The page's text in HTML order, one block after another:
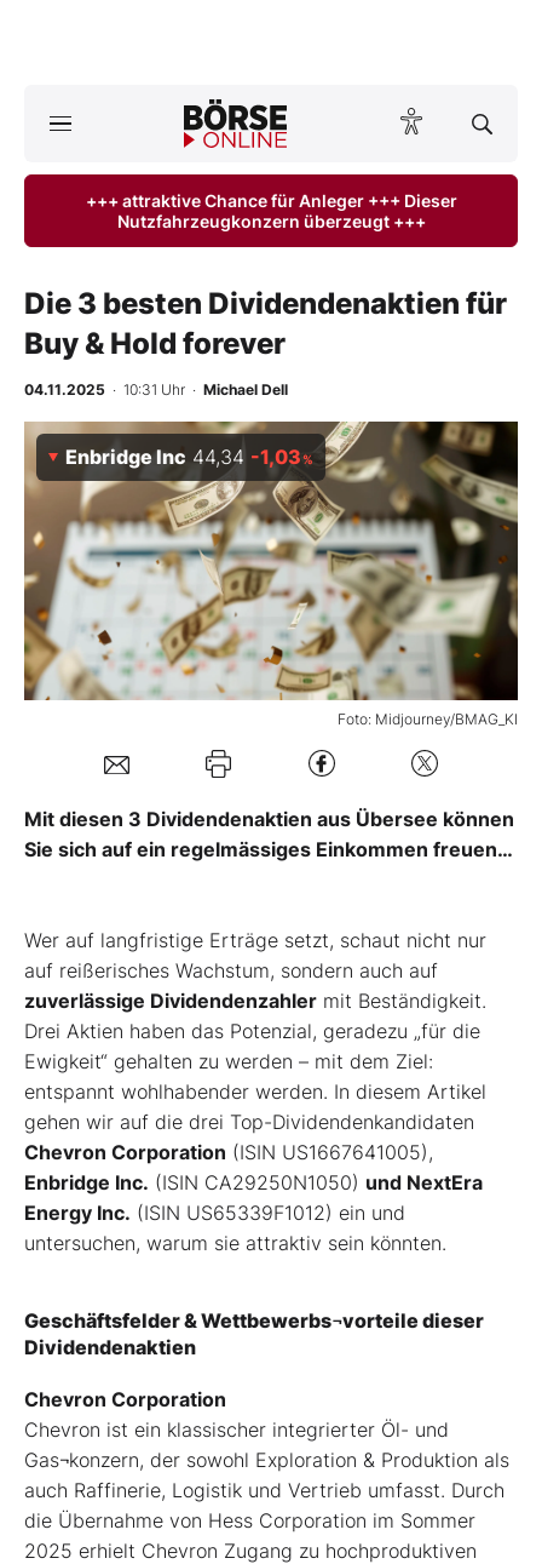
ktuelle Ausgabe BÖRSE ONLINE lesen
Finanz-Check
BO-Musterdepots
Experten
Mein B:O
Mein Konto
Folgen Sie uns
Kontakt
+++ attraktive Chance für Anleger +++ Dieser
Nutzfahrzeugkonzern überzeugt +++
Die 3 besten Dividendenaktien für
Buy & Hold forever
04.11.2025 · 10:31 Uhr · Michael Dell
Foto: Midjourney/BMAG_KI
Enbridge Inc 44,34 -1,03%
Mit diesen 3 Dividendenaktien aus Übersee können
Sie sich auf ein regelmässiges Einkommen freuen…
Wer auf langfristige Erträge setzt, schaut nicht nur
auf reißerisches Wachstum, sondern auch auf
zuverlässige Dividendenzahler mit Beständigkeit.
Drei Aktien haben das Potenzial, geradezu „für die
Ewigkeit“ gehalten zu werden – mit dem Ziel:
entspannt wohlhabender werden. In diesem Artikel
gehen wir auf die drei Top-Dividendenkandidaten
Chevron Corporation (ISIN US1667641005),
Enbridge Inc. (ISIN CA29250N1050) und NextEra
Energy Inc. (ISIN US65339F1012) ein und
untersuchen, warum sie attraktiv sein könnten.
Geschäftsfelder & Wettbewerbs¬vorteile dieser
Dividendenaktien
Chevron Corporation
Chevron ist ein klassischer integrierter Öl- und
Gas¬konzern, der sowohl Exploration & Produktion als
auch Raffinerie, Logistik und Vertrieb umfasst. Durch
die Übernahme von Hess Corporation im Sommer
2025 erhielt Chevron Zugang zu hochproduktiven